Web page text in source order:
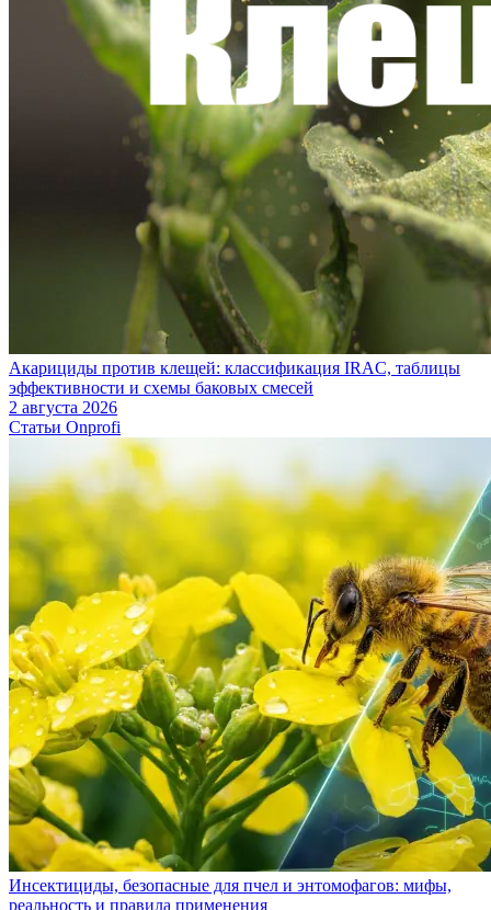
Акарициды против клещей: классификация IRAC, таблицы
эффективности и схемы баковых смесей
2 августа 2026
Статьи Onprofi
Инсектициды, безопасные для пчел и энтомофагов: мифы,
реальность и правила применения